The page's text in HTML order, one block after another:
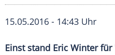
15.05.2016 - 14:43 Uhr
Einst stand Eric Winter